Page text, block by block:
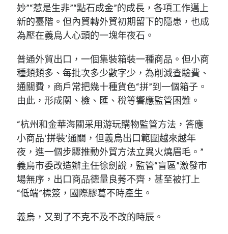
妙”“惹是生非”“點石成金”的成長，各項工作邁上
新的臺階。但內貿轉外貿初期留下的隱患，也成
為壓在義烏人心頭的一塊年夜石。
普通外貿出口，一個集裝箱裝一種商品。但小商
種類類多、每批次多少數字少，為削減查驗費、
通關費，商戶常把幾十種貨色“拼”到一個箱子。
由此，形成關、檢、匯、稅等響應監管困難。
“杭州和金華海關采用游玩購物監管方法，答應
小商品‘拼裝’通關，但義烏出口範圍越來越年
夜，進一個步驟推動外貿方法立異火燒眉毛。”
義烏市委改造辦主任徐劍說，監管“盲區”激發市
場無序，出口商品德量良莠不齊，甚至被打上
“低端”標簽，國際膠葛不時產生。
義烏，又到了不克不及不改的時辰。